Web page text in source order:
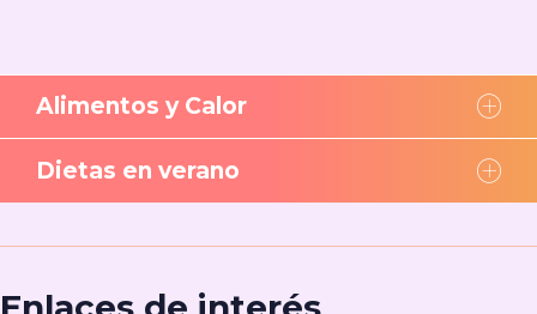
Alimentos y Calor
Dietas en verano